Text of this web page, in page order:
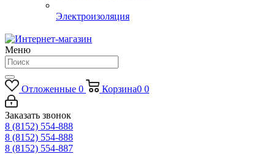
Электроизоляция
Меню
Отложенные 0 Корзина0 0
Заказать звонок
8 (8152) 554-888
8 (8152) 554-888
8 (8152) 554-887